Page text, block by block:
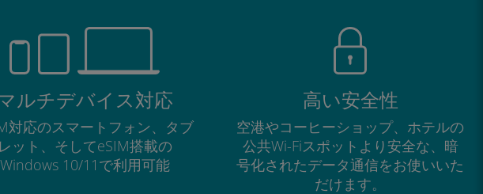
ルチデバイス対応
対応のスマートフォン、タブ
レット、そしてeSIM搭載の
Windows 10/11で利用可能
高い安全性
空港やコーヒーショップ、ホテルの
公共Wi-Fiスポットより安全な、暗
号化されたデータ通信をお使いいた
だけます。